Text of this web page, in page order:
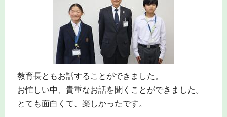
教育長ともお話することができました。
お忙しい中、貴重なお話を聞くことができました。
とても面白くて、楽しかったです。